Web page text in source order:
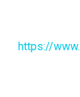
https://